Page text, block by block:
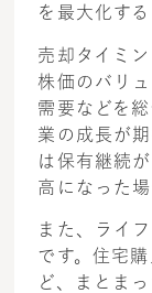
を最大化す
売却タイミ
株価のバリ
需要などを
業の成長が
は保有継続
高になった
また、ライ
です。住宅
ど、まとま